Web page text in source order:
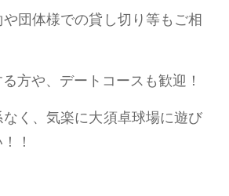
団体様での貸し切り等もご相
方や、デートコースも歓迎！
なく、気楽に大須卓球場に遊び
！